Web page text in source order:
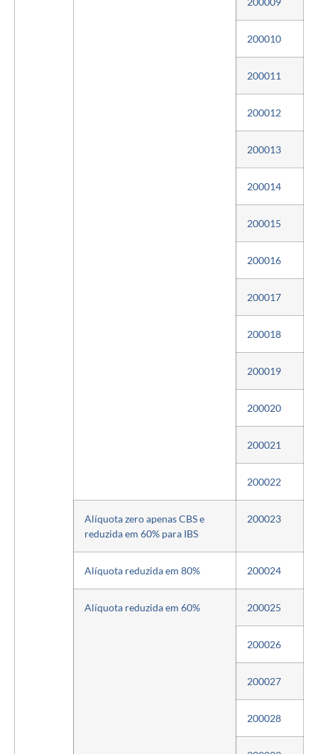
200010
200011
200012
200013
200014
200015
200016
200017
200018
200019
200020
200021
200022
Alíquota zero apenas CBS e
reduzida em 60% para IBS
200023
Alíquota reduzida em 80% 200024
Alíquota reduzida em 60% 200025
200026
200027
200028